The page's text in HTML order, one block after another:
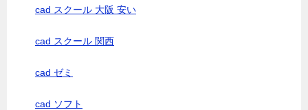
cad スクール 大阪 安い
cad スクール 関西
cad ゼミ
cad ソフト